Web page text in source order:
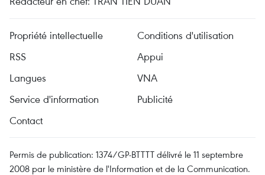
Propriété intellectuelle
Conditions d'utilisation
RSS
Appui
Langues
VNA
Service d'information
Publicité
Contact
Permis de publication: 1374/GP-BTTTT délivré le 11 septembre
2008 par le ministère de l'Information et de la Communication.